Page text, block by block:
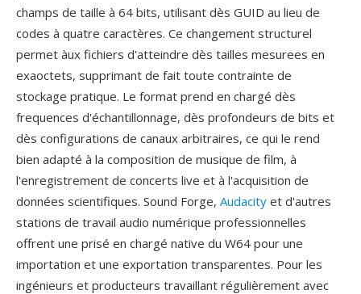
champs de taille à 64 bits, utilisant dès GUID au lieu de
codes à quatre caractères. Ce changement structurel
permet àux fichiers d'atteindre dès tailles mesurees en
exaoctets, supprimant de fait toute contrainte de
stockage pratique. Le format prend en chargé dès
frequences d'échantillonnage, dès profondeurs de bits et
dès configurations de canaux arbitraires, ce qui le rend
bien adapté à la composition de musique de film, à
l'enregistrement de concerts live et à l'acquisition de
données scientifiques. Sound Forge, Audacity et d'autres
stations de travail audio numérique professionnelles
offrent une prisé en chargé native du W64 pour une
importation et une exportation transparentes. Pour les
ingénieurs et producteurs travaillant régulièrement avec